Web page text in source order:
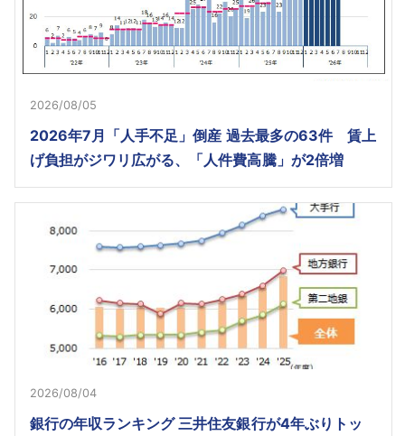
2026/08/05
2026年7月「人手不足」倒産 過去最多の63件 賃上
げ負担がジワリ広がる、「人件費高騰」が2倍増
2026/08/04
銀行の年収ランキング 三井住友銀行が4年ぶりトッ